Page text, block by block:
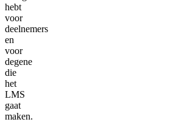
hebt
voor
deelnemers
en
voor
degene
die
het
LMS
gaat
maken.